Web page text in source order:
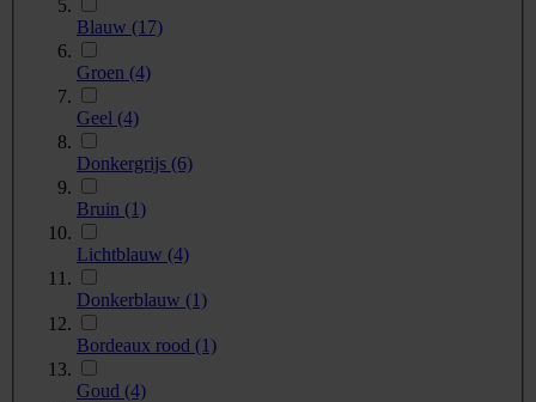
Blauw (17)
Groen (4)
Geel (4)
Donkergrijs (6)
Bruin (1)
Lichtblauw (4)
Donkerblauw (1)
Bordeaux rood (1)
Goud (4)